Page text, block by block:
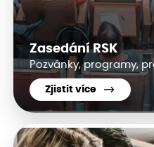
Zasedání RSK
Pozvánky, programy,
Zjistit více